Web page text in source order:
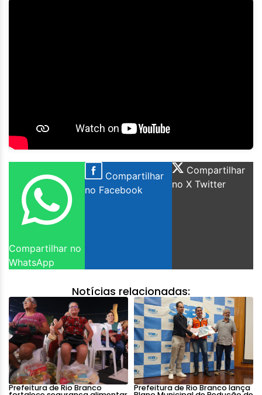
Compartilhar no
WhatsApp
Compartilhar
no Facebook
Compartilhar
no X Twitter
Notícias relacionadas:
Prefeitura de Rio Branco Prefeitura de Rio Branco lança